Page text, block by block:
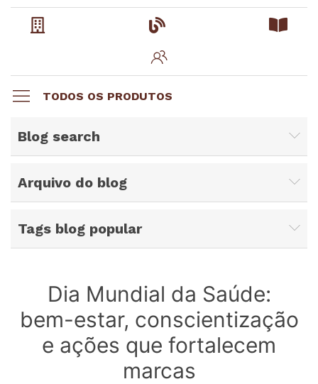
TODOS OS PRODUTOS
Blog search
Arquivo do blog
Tags blog popular
Dia Mundial da Saúde:
bem-estar, conscientização
e ações que fortalecem
marcas